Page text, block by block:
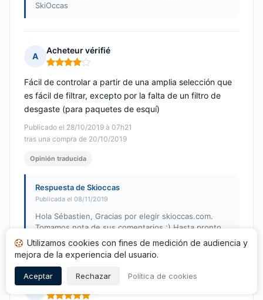
SkiOccas
A
Acheteur vérifié
Nota: 4 de 5
Publicado el 28/10/2019 à 07h21
tras una compra de 20/10/2019
Fácil de controlar a partir de una amplia selección que
es fácil de filtrar, excepto por la falta de un filtro de
desgaste (para paquetes de esquí)
Opinión traducida
Respuesta de Skioccas
Publicada el 08/11/2019
Hola Sébastien, Gracias por elegir skioccas.com.
Tomamos nota de sus comentarios :) Hasta pronto,
El equipo SkiOccas
Acheteur vérifié
Utilizamos cookies con fines de medición de audiencia y
mejora de la experiencia del usuario.
Aceptar Rechazar Política de cookies